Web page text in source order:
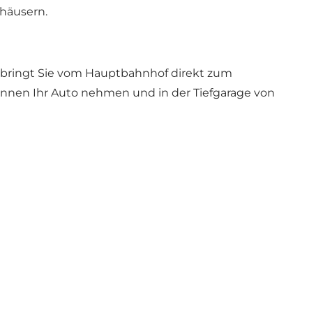
Sie vom Hauptbahnhof direkt zum
Ihr Auto nehmen und in der Tiefgarage von